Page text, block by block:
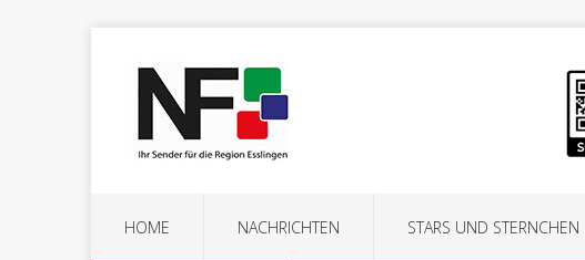
HOME NACHRICHTEN STARS UND STERNCHEN